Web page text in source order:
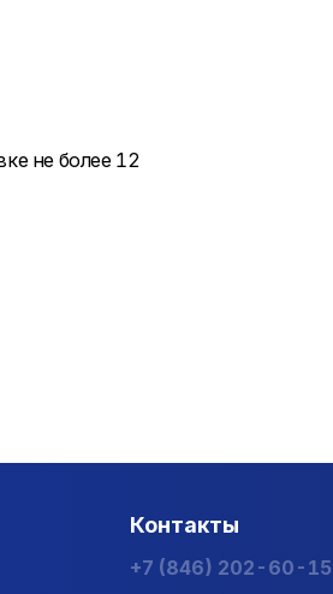
не более 12
Контакты
+7 (846) 202-60-15